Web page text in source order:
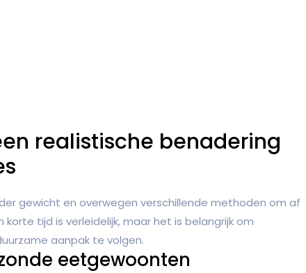
realistische benadering
gewicht en overwegen verschillende methoden om af
tijd is verleidelijk, maar het is belangrijk om
aanpak te volgen.
eetgewoonten